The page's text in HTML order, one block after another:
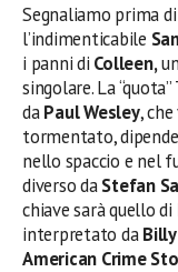
Segnaliamo prima
l’indimenticabile
i panni di Colleen,
singolare. La
daPaul Wesley,
tormentato,
nello spaccio e nel
diverso daStefan
chiave sarà quello di
interpretato da
American Crime